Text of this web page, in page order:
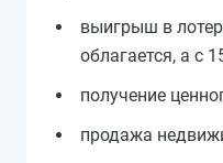
выигрыш в
облагается, а с
получение
продажа